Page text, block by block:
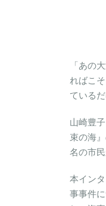
「あの
ればこ
ている
山崎豊
束の海
名の市
本イン
事事件